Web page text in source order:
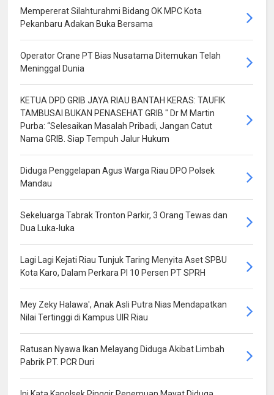
Mempererat Silahturahmi Bidang OK MPC Kota
Pekanbaru Adakan Buka Bersama
Operator Crane PT Bias Nusatama Ditemukan Telah
Meninggal Dunia
KETUA DPD GRIB JAYA RIAU BANTAH KERAS: TAUFIK
TAMBUSAI BUKAN PENASEHAT GRIB " Dr M Martin
Purba: “Selesaikan Masalah Pribadi, Jangan Catut
Nama GRIB. Siap Tempuh Jalur Hukum
Diduga Penggelapan Agus Warga Riau DPO Polsek
Mandau
Sekeluarga Tabrak Tronton Parkir, 3 Orang Tewas dan
Dua Luka-luka
Lagi Lagi Kejati Riau Tunjuk Taring Menyita Aset SPBU
Kota Karo, Dalam Perkara PI 10 Persen PT SPRH
Mey Zeky Halawa', Anak Asli Putra Nias Mendapatkan
Nilai Tertinggi di Kampus UIR Riau
Ratusan Nyawa Ikan Melayang Diduga Akibat Limbah
Pabrik PT. PCR Duri